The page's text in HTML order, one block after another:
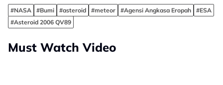
#NASA #Bumi #asteroid #meteor #Agensi Angkasa Eropah
#ESA
#Asteroid 2006 QV89
Must Watch Video